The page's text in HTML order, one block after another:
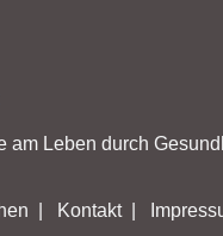
Leben durch
Kontakt